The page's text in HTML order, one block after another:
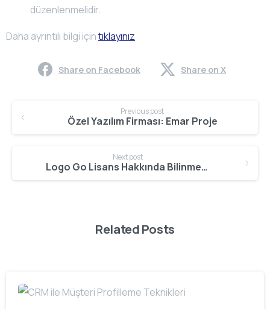
düzenlenmelidir.
Daha ayrıntılı bilgi içintıklayınız
Share on Facebook Share on X
Reading
Previous post
Özel Yazılım Firması: Emar Proje
Next post
Logo Go Lisans Hakkında Bilinmesi Gerekenler
Related Posts